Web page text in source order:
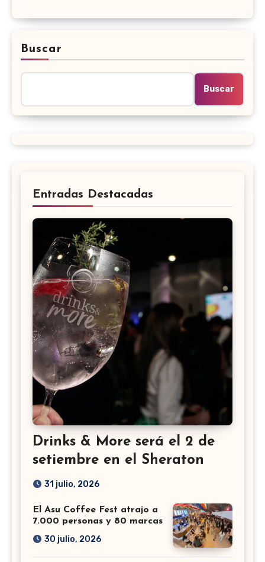
Buscar
Buscar
Entradas Destacadas
Drinks & More será el 2 de
setiembre en el Sheraton
31 julio, 2026
El Asu Coffee Fest atrajo a
7.000 personas y 80 marcas
30 julio, 2026